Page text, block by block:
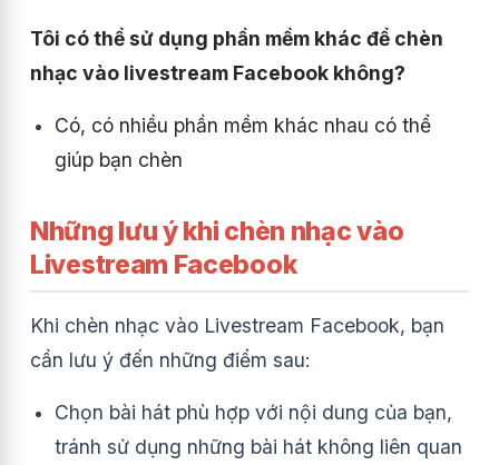
Tôi có thể sử dụng phần mềm khác để chèn
nhạc vào livestream Facebook không?
Có, có nhiều phần mềm khác nhau có thể
giúp bạn chèn
Những lưu ý khi chèn nhạc vào
Livestream Facebook
Khi chèn nhạc vào Livestream Facebook, bạn
cần lưu ý đến những điểm sau:
Chọn bài hát phù hợp với nội dung của bạn,
tránh sử dụng những bài hát không liên quan